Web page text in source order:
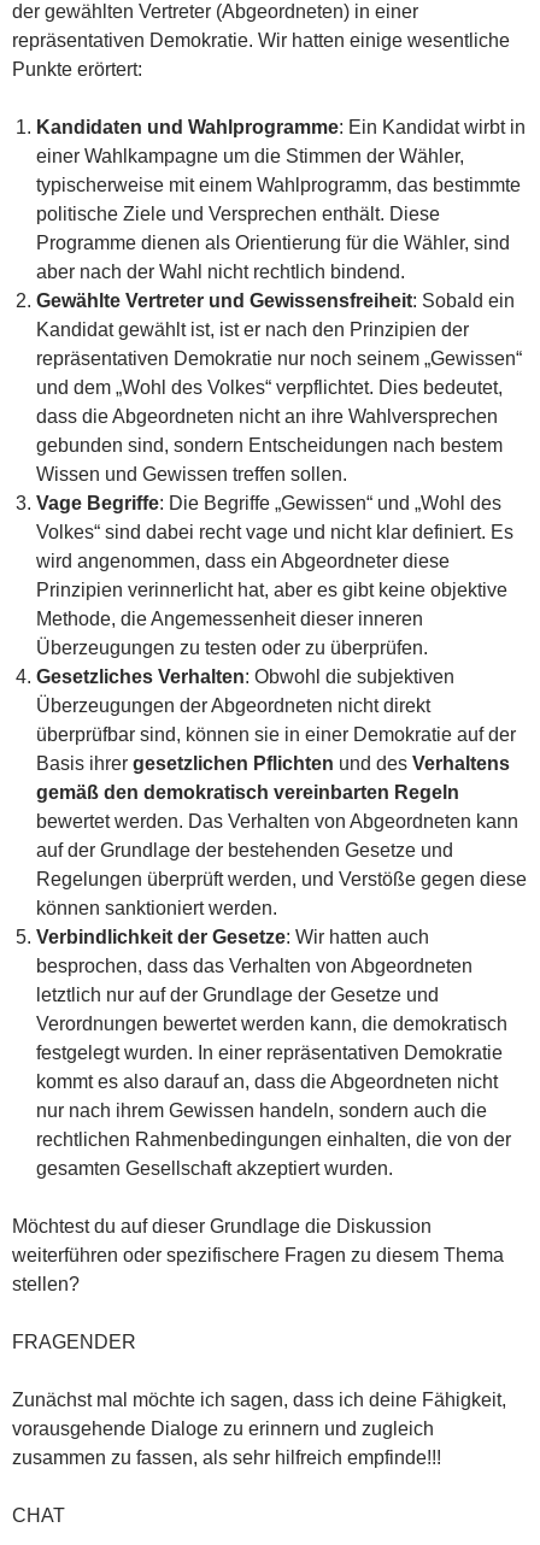
der gewählten Vertreter (Abgeordneten) in einer
repräsentativen Demokratie. Wir hatten einige wesentliche
Punkte erörtert:
Kandidaten und Wahlprogramme: Ein Kandidat wirbt in
einer Wahlkampagne um die Stimmen der Wähler,
typischerweise mit einem Wahlprogramm, das bestimmte
politische Ziele und Versprechen enthält. Diese
Programme dienen als Orientierung für die Wähler, sind
aber nach der Wahl nicht rechtlich bindend.
Gewählte Vertreter und Gewissensfreiheit: Sobald ein
Kandidat gewählt ist, ist er nach den Prinzipien der
repräsentativen Demokratie nur noch seinem „Gewissen“
und dem „Wohl des Volkes“ verpflichtet. Dies bedeutet,
dass die Abgeordneten nicht an ihre Wahlversprechen
gebunden sind, sondern Entscheidungen nach bestem
Wissen und Gewissen treffen sollen.
Vage Begriffe: Die Begriffe „Gewissen“ und „Wohl des
Volkes“ sind dabei recht vage und nicht klar definiert. Es
wird angenommen, dass ein Abgeordneter diese
Prinzipien verinnerlicht hat, aber es gibt keine objektive
Methode, die Angemessenheit dieser inneren
Überzeugungen zu testen oder zu überprüfen.
Gesetzliches Verhalten: Obwohl die subjektiven
Überzeugungen der Abgeordneten nicht direkt
überprüfbar sind, können sie in einer Demokratie auf der
Basis ihrer gesetzlichen Pflichten und des Verhaltens
gemäß den demokratisch vereinbarten Regeln
bewertet werden. Das Verhalten von Abgeordneten kann
auf der Grundlage der bestehenden Gesetze und
Regelungen überprüft werden, und Verstöße gegen diese
können sanktioniert werden.
Verbindlichkeit der Gesetze: Wir hatten auch
besprochen, dass das Verhalten von Abgeordneten
letztlich nur auf der Grundlage der Gesetze und
Verordnungen bewertet werden kann, die demokratisch
festgelegt wurden. In einer repräsentativen Demokratie
kommt es also darauf an, dass die Abgeordneten nicht
nur nach ihrem Gewissen handeln, sondern auch die
rechtlichen Rahmenbedingungen einhalten, die von der
gesamten Gesellschaft akzeptiert wurden.
Möchtest du auf dieser Grundlage die Diskussion
weiterführen oder spezifischere Fragen zu diesem Thema
stellen?
FRAGENDER
Zunächst mal möchte ich sagen, dass ich deine Fähigkeit,
vorausgehende Dialoge zu erinnern und zugleich
zusammen zu fassen, als sehr hilfreich empfinde!!!
CHAT